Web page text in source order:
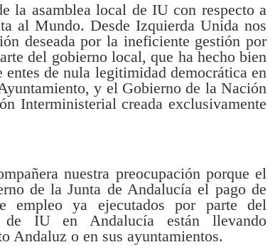
la asamblea local de IU con respecto a
al Mundo. Desde Izquierda Unida nos
deseada por la ineficiente gestión por
del gobierno local, que ha hecho bien
de nula legitimidad democrática en
y el Gobierno de la Nación
Interministerial creada exclusivamente
nuestra preocupación porque el
de la Junta de Andalucía el pago de
empleo ya ejecutados por parte del
de IU en Andalucía están llevando
Andaluz o en sus ayuntamientos.